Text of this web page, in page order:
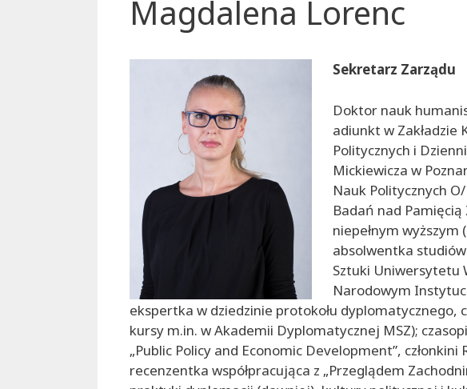
Magdalena Lorenc
Sekretarz Zarządu
Doktor nauk
adiunkt w Zakładzie
Politycznych i
Mickiewicza w
Nauk Politycznych
Badań nad
niepełnym
absolwentka
Sztuki Uniwersytetu
Narodowym
ekspertka w dziedzinie protokołu dyplomatycznego,
kursy m.in. w Akademii Dyplomatycznej MSZ);
„Public Policy and Economic Development”,
recenzentka współpracująca z „Przeglądem